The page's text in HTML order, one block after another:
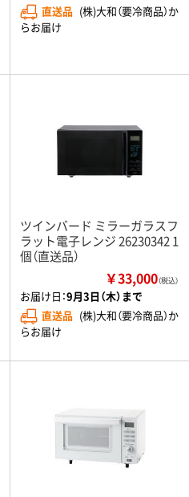
直送品 (株)大和（要冷商品）か
らお届け
ツインバード ミラーガラスフ
ラット電子レンジ 26230342 1
個（直送品）
￥33,000（税込）
お届け日：9月3日（木）まで
直送品 (株)大和（要冷商品）か
らお届け